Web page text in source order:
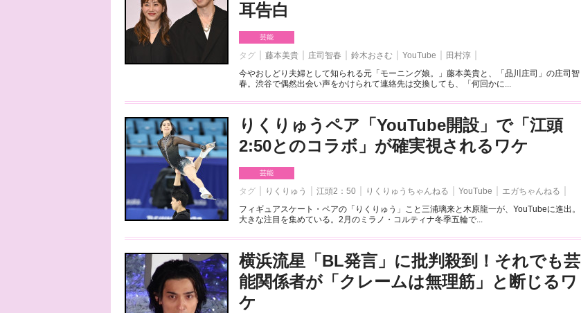
耳告白
芸能
タグ 藤本美貴 庄司智春 鈴木おさむ YouTube
田村淳
今やおしどり夫婦として知られる元「モーニング娘。」藤本美貴と、「品川庄司」の庄司智
春。渋谷で偶然出会い声をかけられて連絡先は交換しても、「何回かに...
りくりゅうペア「YouTube開設」で「江頭
2:50とのコラボ」が確実視されるワケ
芸能
タグ りくりゅう 江頭2：50 りくりゅうちゃんねる YouTube
エガちゃんねる
フィギュアスケート・ペアの「りくりゅう」こと三浦璃来と木原龍一が、YouTubeに進出。
大きな注目を集めている。2月のミラノ・コルティナ冬季五輪で...
横浜流星「BL発言」に批判殺到！それでも芸
能関係者が「クレームは無理筋」と断じるワ
ケ